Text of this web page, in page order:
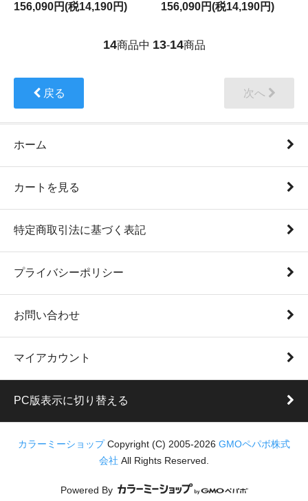
156,090円(税14,190円)
156,090円(税14,190円)
14商品中 13-14商品
戻る 次へ
ホーム
カートを見る
特定商取引法に基づく表記
プライバシーポリシー
お問い合わせ
マイアカウント
PC版表示に切り替える
カラーミーショップ Copyright (C) 2005-2026 GMOペパボ株式
会社 All Rights Reserved.
Powered By